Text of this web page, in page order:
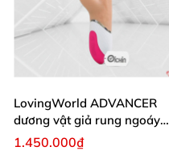
LovingWorld ADVANCER
dương vật giả rung ngoáy
thụt 7 chế độ
1.450.000₫